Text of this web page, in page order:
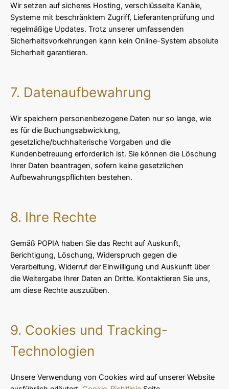
Wir setzen auf sicheres Hosting, verschlüsselte Kanäle,
Systeme mit beschränktem Zugriff, Lieferantenprüfung und
regelmäßige Updates. Trotz unserer umfassenden
Sicherheitsvorkehrungen kann kein Online-System absolute
Sicherheit garantieren.
7. Datenaufbewahrung
Wir speichern personenbezogene Daten nur so lange, wie
es für die Buchungsabwicklung,
gesetzliche/buchhalterische Vorgaben und die
Kundenbetreuung erforderlich ist. Sie können die Löschung
Ihrer Daten beantragen, sofern keine gesetzlichen
Aufbewahrungspflichten bestehen.
8. Ihre Rechte
Gemäß POPIA haben Sie das Recht auf Auskunft,
Berichtigung, Löschung, Widerspruch gegen die
Verarbeitung, Widerruf der Einwilligung und Auskunft über
die Weitergabe Ihrer Daten an Dritte. Kontaktieren Sie uns,
um diese Rechte auszuüben.
9. Cookies und Tracking-
Technologien
Unsere Verwendung von Cookies wird auf unserer Website